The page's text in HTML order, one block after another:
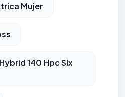
Mujer
140 Hpc Slx